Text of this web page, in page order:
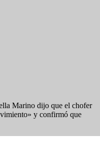
Marino dijo que el chofer
y confirmó que